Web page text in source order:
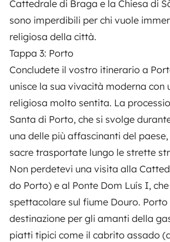
Cattedrale di Braga e la Chiesa di
sono imperdibili per chi vuole
religiosa della città.
Tappa 3: Porto
Concludete il vostro itinerario a
unisce la sua vivacità moderna con
religiosa molto sentita. La
Santa di Porto, che si svolge
una delle più affascinanti del
sacre trasportate lungo le strette
Non perdetevi una visita alla
do Porto) e al Ponte Dom Luís I,
spettacolare sul fiume Douro. Porto
destinazione per gli amanti della
piatti tipici come il cabrito assado